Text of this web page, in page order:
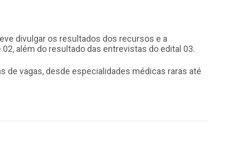
divulgar os resultados dos recursos e a
além do resultado das entrevistas do edital 03.
de vagas, desde especialidades médicas raras até